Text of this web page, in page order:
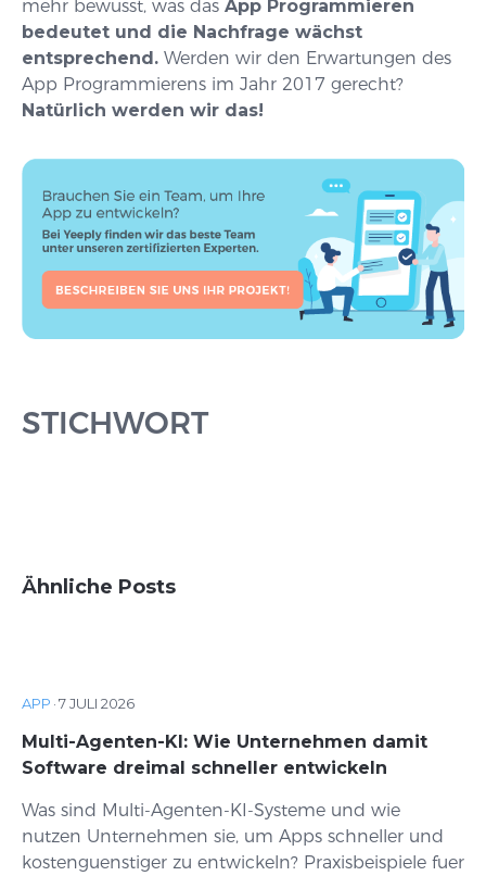
mehr bewusst, was das App Programmieren
bedeutet und die Nachfrage wächst
entsprechend. Werden wir den Erwartungen des
App Programmierens im Jahr 2017 gerecht?
Natürlich werden wir das!
STICHWORT
Ähnliche Posts
APP ·7 JULI 2026
Multi-Agenten-KI: Wie Unternehmen damit
Software dreimal schneller entwickeln
Was sind Multi-Agenten-KI-Systeme und wie
nutzen Unternehmen sie, um Apps schneller und
kostenguenstiger zu entwickeln? Praxisbeispiele fuer